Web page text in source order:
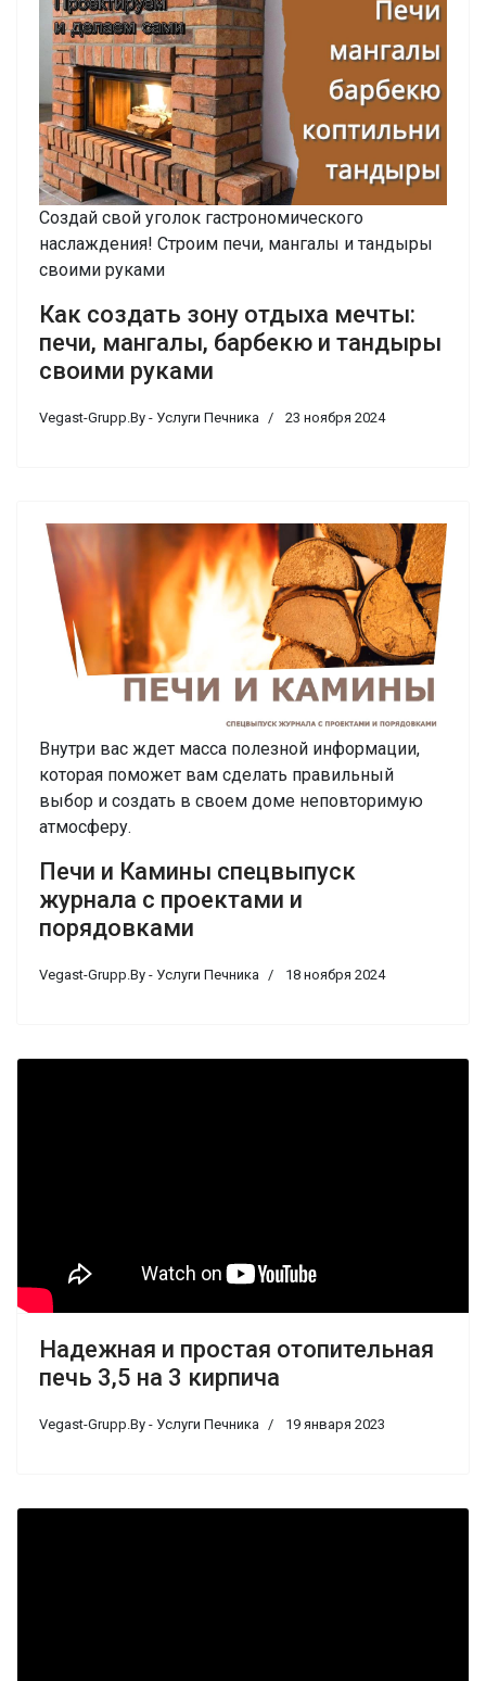
Создай свой уголок гастрономического
наслаждения! Строим печи, мангалы и тандыры
своими руками
Как создать зону отдыха мечты:
печи, мангалы, барбекю и тандыры
своими руками
Vegast-Grupp.By - Услуги Печника 23 ноября 2024
Внутри вас ждет масса полезной информации,
которая поможет вам сделать правильный
выбор и создать в своем доме неповторимую
атмосферу.
Печи и Камины спецвыпуск
журнала с проектами и
порядовками
Vegast-Grupp.By - Услуги Печника 18 ноября 2024
Надежная и простая отопительная
печь 3,5 на 3 кирпича
Vegast-Grupp.By - Услуги Печника 19 января 2023